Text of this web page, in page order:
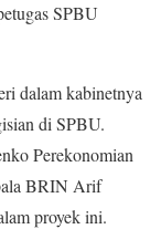
SPBU
dalam kabinetnya
di SPBU.
Perekonomian
BRIN Arif
proyek ini.